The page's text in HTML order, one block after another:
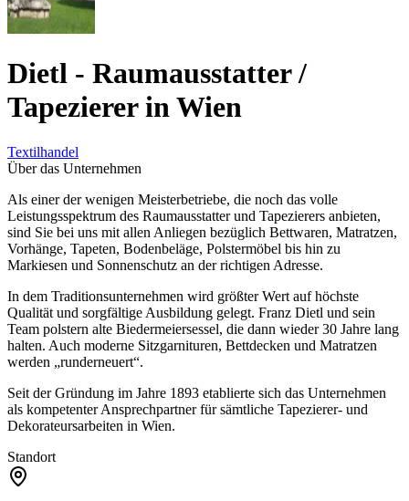
Dietl - Raumausstatter /
Tapezierer in Wien
Textilhandel
Über das Unternehmen
Als einer der wenigen Meisterbetriebe, die noch das volle
Leistungsspektrum des Raumausstatter und Tapezierers anbieten,
sind Sie bei uns mit allen Anliegen bezüglich Bettwaren, Matratzen,
Vorhänge, Tapeten, Bodenbeläge, Polstermöbel bis hin zu
Markiesen und Sonnenschutz an der richtigen Adresse.
In dem Traditionsunternehmen wird größter Wert auf höchste
Qualität und sorgfältige Ausbildung gelegt. Franz Dietl und sein
Team polstern alte Biedermeiersessel, die dann wieder 30 Jahre lang
halten. Auch moderne Sitzgarnituren, Bettdecken und Matratzen
werden „runderneuert“.
Seit der Gründung im Jahre 1893 etablierte sich das Unternehmen
als kompetenter Ansprechpartner für sämtliche Tapezierer- und
Dekorateursarbeiten in Wien.
Standort